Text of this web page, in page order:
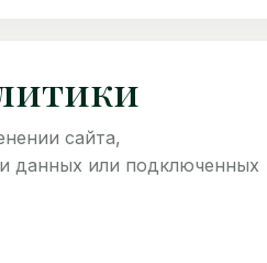
сайта,
данных или подключенных